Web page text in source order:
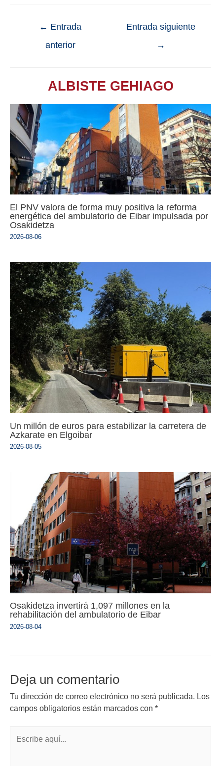
← Entrada
anterior
Entrada siguiente
→
ALBISTE GEHIAGO
El PNV valora de forma muy positiva la reforma
energética del ambulatorio de Eibar impulsada por
Osakidetza
2026-08-06
Un millón de euros para estabilizar la carretera de
Azkarate en Elgoibar
2026-08-05
Osakidetza invertirá 1,097 millones en la
rehabilitación del ambulatorio de Eibar
2026-08-04
Deja un comentario
Tu dirección de correo electrónico no será publicada. Los
campos obligatorios están marcados con *